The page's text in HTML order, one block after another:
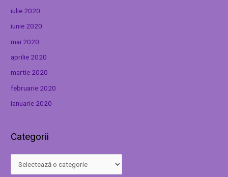
iulie 2020
iunie 2020
mai 2020
aprilie 2020
martie 2020
februarie 2020
ianuarie 2020
Categorii